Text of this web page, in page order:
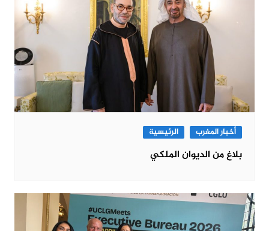
أخبار المغرب الرئيسية
بلاغ من الديوان الملكي